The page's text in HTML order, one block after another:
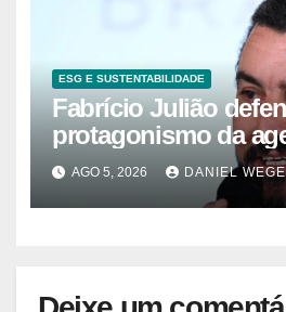
ESG E SUSTENTABILIDADE
Fabrício Julião
protagonismo da
AGO 5, 2026 DANIEL WEGE